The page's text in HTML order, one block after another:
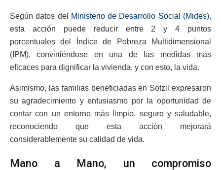
Según datos del Ministerio de Desarrollo Social (Mides),
esta acción puede reducir entre 2 y 4 puntos
porcentuales del Índice de Pobreza Multidimensional
(IPM), convirtiéndose en una de las medidas más
eficaces para dignificar la vivienda, y con esto, la vida.
Asimismo, las familias beneficiadas en Sotzil expresaron
su agradecimiento y entusiasmo por la oportunidad de
contar con un entorno más limpio, seguro y saludable,
reconociendo que esta acción mejorará
considerablemente su calidad de vida.
Mano a Mano, un compromiso